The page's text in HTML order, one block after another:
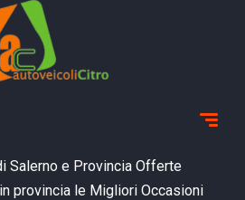
Salerno e Provincia Offerte
provincia le Migliori Occasioni